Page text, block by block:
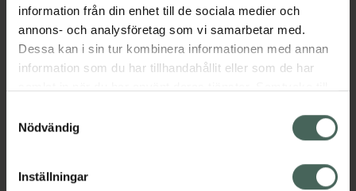
information från din enhet till de sociala medier och
annons- och analysföretag som vi samarbetar med.
Dessa kan i sin tur kombinera informationen med annan
information som du har tillhandahållit eller som de har
återkalla ditt samtycke via webbplatsens
cookieinställningar. Ett återkallat samtycke påverkar inte
lagligheten av behandling som skett innan återkallelsen.
Nödvändig
Inställningar
Första Hjälpen Barn är boken som är ett
måste för alla nyblivna föräldrar. Med små
barn är olyckan snabbt framme och då gäller
men framförallt, läs om hur du kan barnsäkra
ditt hem och omgivning för barn i olika åldrar,
mellan 0-12 år